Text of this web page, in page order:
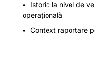
Istoric la nivel de
operațională
Context raportare